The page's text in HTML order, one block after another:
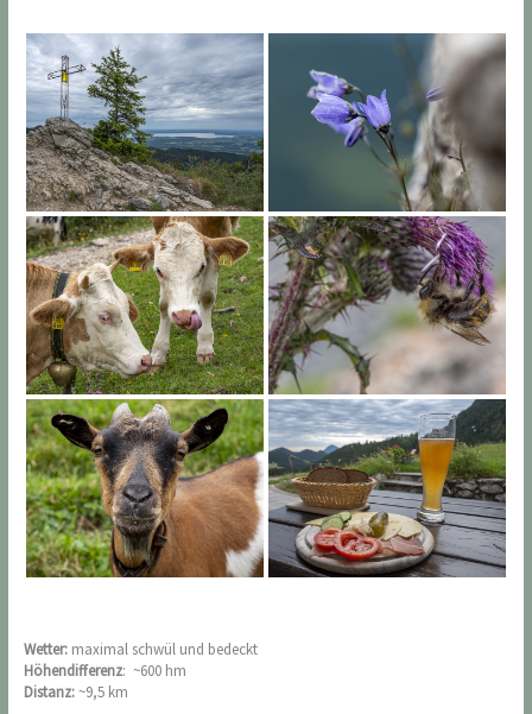
Wetter: maximal schwül und bedeckt
Höhendifferenz: ~600 hm
Distanz: ~9,5 km